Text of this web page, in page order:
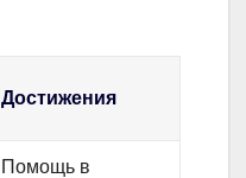
Достижения
Помощь в